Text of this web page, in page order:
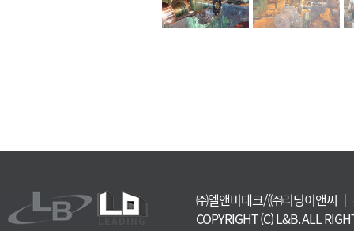
㈜엘앤비테크/(㈜리딩이앤씨 ｜
COPYRIGHT (C) L&B. ALL